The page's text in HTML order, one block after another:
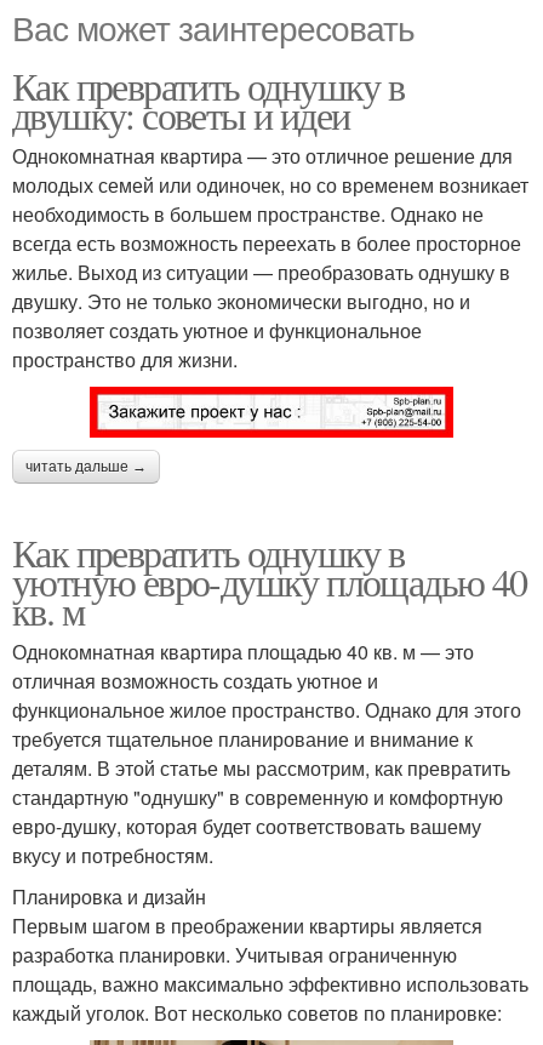
Вас может заинтересовать
Как превратить однушку в
двушку: советы и идеи
Однокомнатная квартира — это отличное решение для
молодых семей или одиночек, но со временем возникает
необходимость в большем пространстве. Однако не
всегда есть возможность переехать в более просторное
жилье. Выход из ситуации — преобразовать однушку в
двушку. Это не только экономически выгодно, но и
позволяет создать уютное и функциональное
пространство для жизни.
читать дальше →
Как превратить однушку в
уютную евро-душку площадью 40
кв. м
Однокомнатная квартира площадью 40 кв. м — это
отличная возможность создать уютное и
функциональное жилое пространство. Однако для этого
требуется тщательное планирование и внимание к
деталям. В этой статье мы рассмотрим, как превратить
стандартную "однушку" в современную и комфортную
евро-душку, которая будет соответствовать вашему
вкусу и потребностям.
Планировка и дизайн
Первым шагом в преображении квартиры является
разработка планировки. Учитывая ограниченную
площадь, важно максимально эффективно использовать
каждый уголок. Вот несколько советов по планировке: